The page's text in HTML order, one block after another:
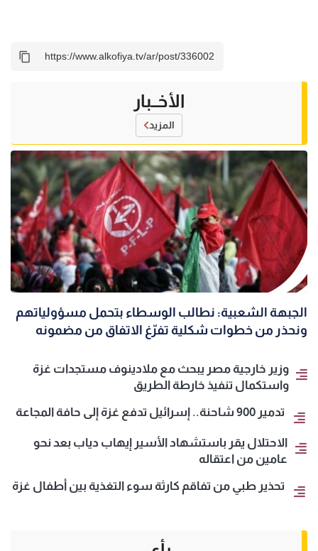
الأخــبار
المزيد
الجبهة الشعبية: نطالب الوسطاء بتحمل مسؤولياتهم
ونحذر من خطوات شكلية تفرّغ الاتفاق من مضمونه
وزير خارجية مصر يبحث مع ملادينوف مستجدات غزة
واستكمال تنفيذ خارطة الطريق
تدمير 900 شاحنة.. إسرائيل تدفع غزة إلى حافة المجاعة
الاحتلال يقر باستشهاد الأسير إيهاب دياب بعد نحو
عامين من اعتقاله
تحذير طبي من تفاقم كارثة سوء التغذية بين أطفال غزة